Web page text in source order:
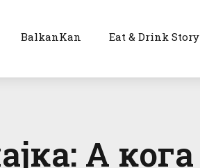
BalkanKan Eat & Drink Story
А кога